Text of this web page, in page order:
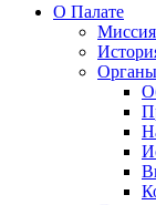
О Палате
Миссия